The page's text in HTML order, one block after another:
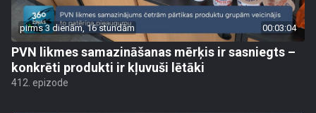
pirms 3 dienām, 16 stundām 00:03:04
PVN likmes samazināšanas mērķis ir sasniegts –
konkrēti produkti ir kļuvuši lētāki
412. epizode